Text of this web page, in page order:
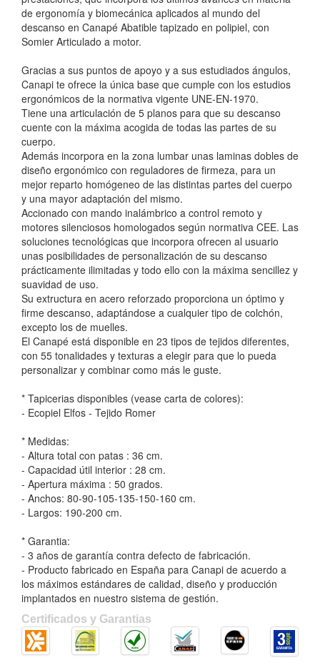
de ergonomía y biomecánica aplicados al mundo del
descanso en Canapé Abatible tapizado en polipiel, con
Somier Articulado a motor.
Gracias a sus puntos de apoyo y a sus estudiados ángulos,
Canapi te ofrece la única base que cumple con los estudios
ergonómicos de la normativa vigente UNE-EN-1970.
Tiene una articulación de 5 planos para que su descanso
cuente con la máxima acogida de todas las partes de su
cuerpo.
Además incorpora en la zona lumbar unas laminas dobles de
diseño ergonómico con reguladores de firmeza, para un
mejor reparto homógeneo de las distintas partes del cuerpo
y una mayor adaptación del mismo.
Accionado con mando inalámbrico a control remoto y
motores silenciosos homologados según normativa CEE. Las
soluciones tecnológicas que incorpora ofrecen al usuario
unas posibilidades de personalización de su descanso
prácticamente ilimitadas y todo ello con la máxima sencillez y
suavidad de uso.
Su extructura en acero reforzado proporciona un óptimo y
firme descanso, adaptándose a cualquier tipo de colchón,
excepto los de muelles.
El Canapé está disponible en 23 tipos de tejidos diferentes,
con 55 tonalidades y texturas a elegir para que lo pueda
personalizar y combinar como más le guste.
* Tapicerias disponibles (vease carta de colores):
- Ecopiel Elfos - Tejido Romer
* Medidas:
- Altura total con patas : 36 cm.
- Capacidad útil interior : 28 cm.
- Apertura máxima : 50 grados.
- Anchos: 80-90-105-135-150-160 cm.
- Largos: 190-200 cm.
* Garantia:
- 3 años de garantía contra defecto de fabricación.
- Producto fabricado en España para Canapi de acuerdo a
los máximos estándares de calidad, diseño y producción
implantados en nuestro sistema de gestión.
Certificados y Garantias